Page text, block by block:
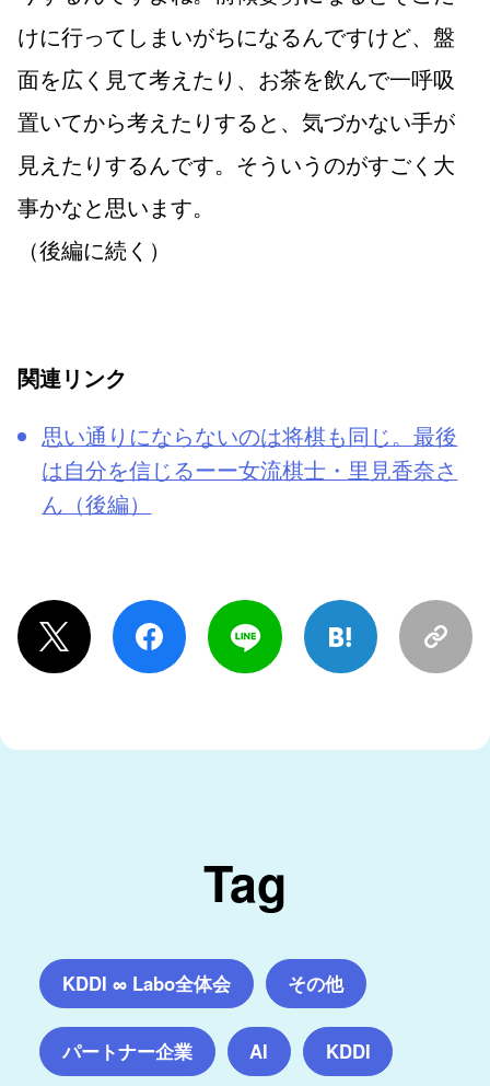
けに行ってしまいがちになるんですけど、盤
面を広く見て考えたり、お茶を飲んで一呼吸
置いてから考えたりすると、気づかない手が
見えたりするんです。そういうのがすごく大
事かなと思います。
（後編に続く）
関連リンク
思い通りにならないのは将棋も同じ。最後
は自分を信じるーー女流棋士・里見香奈さ
ん（後編）
Tag
KDDI ∞ Labo全体会 その他
パートナー企業 AI KDDI